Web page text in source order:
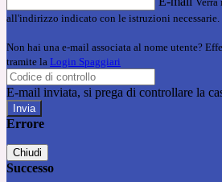
all'indirizzo indicato con le istruzioni necessarie.
Non hai una e-mail associata al nome utente?
tramite la Login Spaggiari
E-mail inviata, si prega di controllare la
Errore
Chiudi
Successo